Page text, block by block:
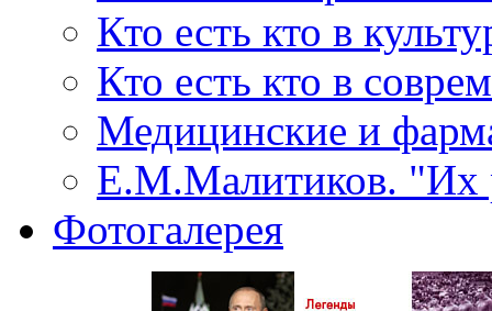
Кто есть кто в
Кто есть кто в
Медицинские и
Е.М.Малитиков. "Их
Фотогалерея